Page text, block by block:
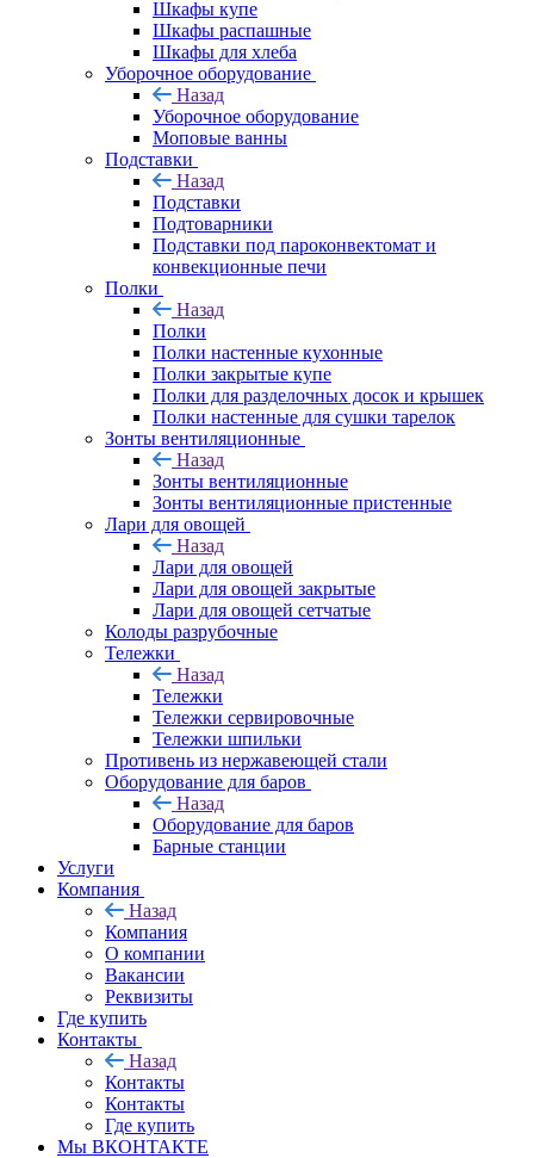
Шкафы купе
Шкафы распашные
Шкафы для хлеба
Уборочное оборудование
Назад
Уборочное оборудование
Моповые ванны
Подставки
Назад
Подставки
Подтоварники
Подставки под пароконвектомат и
конвекционные печи
Полки
Назад
Полки
Полки настенные кухонные
Полки закрытые купе
Полки для разделочных досок и крышек
Полки настенные для сушки тарелок
Зонты вентиляционные
Назад
Зонты вентиляционные
Зонты вентиляционные пристенные
Лари для овощей
Назад
Лари для овощей
Лари для овощей закрытые
Лари для овощей сетчатые
Колоды разрубочные
Тележки
Назад
Тележки
Тележки сервировочные
Тележки шпильки
Противень из нержавеющей стали
Оборудование для баров
Назад
Оборудование для баров
Барные станции
Услуги
Компания
Назад
Компания
О компании
Вакансии
Реквизиты
Где купить
Контакты
Назад
Контакты
Контакты
Где купить
Мы ВКОНТАКТЕ